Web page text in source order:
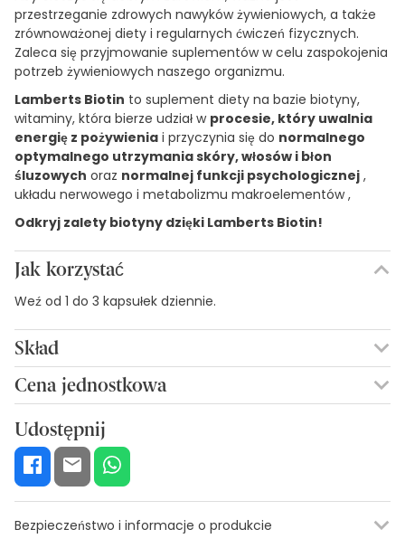
przestrzeganie zdrowych nawyków żywieniowych, a także
zrównoważonej diety i regularnych ćwiczeń fizycznych.
Zaleca się przyjmowanie suplementów w celu zaspokojenia
potrzeb żywieniowych naszego organizmu.
Lamberts Biotin to suplement diety na bazie biotyny,
witaminy, która bierze udział w procesie, który uwalnia
energię z pożywienia i przyczynia się do normalnego
optymalnego utrzymania skóry, włosów i błon
śluzowych oraz normalnej funkcji psychologicznej ,
układu nerwowego i metabolizmu makroelementów ,
Odkryj zalety biotyny dzięki Lamberts Biotin!
Jak korzystać
Weź od 1 do 3 kapsułek dziennie.
Skład
500 MCG BIOTYNY.
Cena jednostkowa
Udostępnij
Bezpieczeństwo i informacje o produkcie